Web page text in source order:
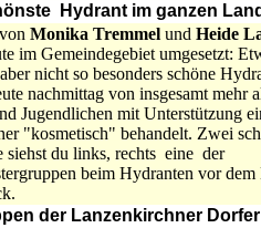
Hydrant im ganzen
Monika Tremmel und Heide
im Gemeindegebiet umgesetzt:
nicht so besonders schöne
nachmittag von insgesamt mehr
Jugendlichen mit Unterstützung
"kosmetisch" behandelt. Zwei
siehst du links, rechts eine der
beim Hydranten vor dem
der Lanzenkirchner